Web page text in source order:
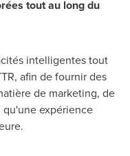
tout au long du
intelligentes tout
afin de fournir des
de marketing, de
expérience